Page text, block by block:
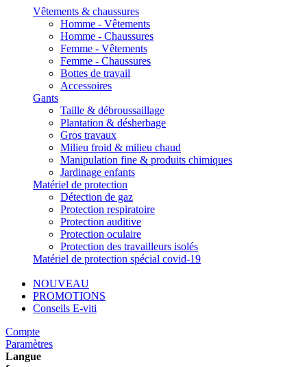
Vêtements & chaussures
Homme - Vêtements
Homme - Chaussures
Femme - Vêtements
Femme - Chaussures
Bottes de travail
Accessoires
Gants
Taille & débroussaillage
Plantation & désherbage
Gros travaux
Milieu froid & milieu chaud
Manipulation fine & produits chimiques
Jardinage enfants
Matériel de protection
Détection de gaz
Protection respiratoire
Protection auditive
Protection oculaire
Protection des travailleurs isolés
Matériel de protection spécial covid-19
NOUVEAU
PROMOTIONS
Conseils E-viti
Compte
Paramètres
Langue